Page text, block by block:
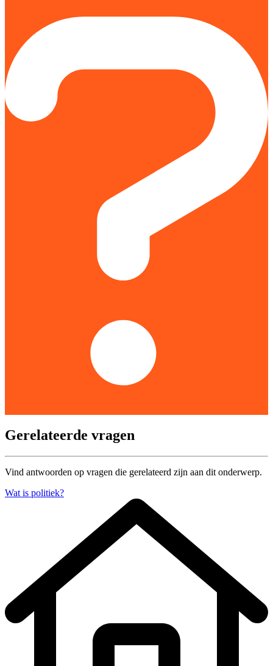
Gerelateerde vragen
Vind antwoorden op vragen die gerelateerd zijn aan dit onderwerp.
Wat is politiek?